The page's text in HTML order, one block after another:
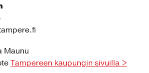
Maunu
Tampereen kaupungin sivuilla >